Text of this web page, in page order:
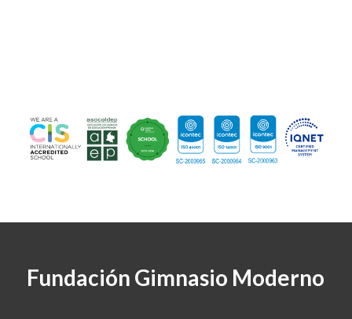
Fundación Gimnasio Moderno